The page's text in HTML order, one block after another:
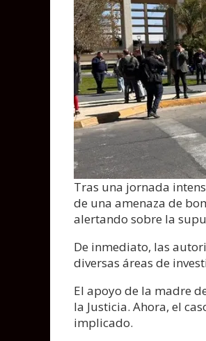
Tras una jornada
de una amenaza de
alertando sobre la
De inmediato, las
diversas áreas de
El apoyo de la madre
la Justicia. Ahora, el
implicado.